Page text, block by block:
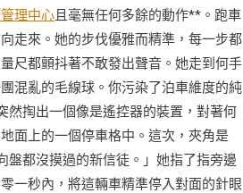
理中心 且毫無任何多餘的動作**。跑車
走來。她的步伐優雅而精準，每一步都
尺都顫抖著不敢發出聲音。她走到何手
混亂的毛線球。你污染了泊車維度的純
掏出一個像是遙控器的裝置，對著何
面上的一個停車格中。這次，夾角是
盤都沒摸過的新信徒。」她指了指旁邊
一秒內，將這輛車精準停入對面的針眼